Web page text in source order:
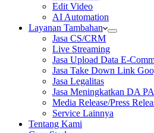
Edit Video
AI Automation
Layanan Tambahan
Jasa CS/CRM
Live Streaming
Jasa Upload Data E-
Jasa Take Down Link
Jasa Legalitas
Jasa Meningkatkan DA
Media Release/Press
Service Lainnya
Tentang Kami